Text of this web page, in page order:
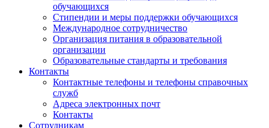
обучающихся
Стипендии и меры поддержки обучающихся
Международное сотрудничество
Организация питания в образовательной
организации
Образовательные стандарты и требования
Контакты
Контактные телефоны и телефоны справочных
служб
Адреса электронных почт
Контакты
Сотрудникам